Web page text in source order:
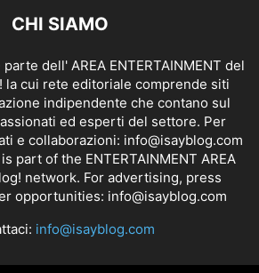
CHI SIAMO
dell' AREA ENTERTAINMENT del
la cui rete editoriale comprende siti
indipendente che contano sul
ed esperti del settore. Per
e collaborazioni: info@isayblog.com
part of the ENTERTAINMENT AREA
network. For advertising, press
opportunities: info@isayblog.com
info@isayblog.com